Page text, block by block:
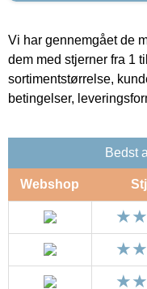
Vi har gennemgået de
dem med stjerner fra 1
sortimentstørrelse,
betingelser,
Bedst
Webshop